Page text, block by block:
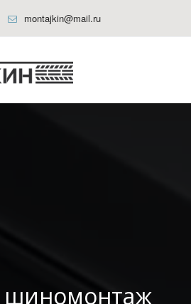
montajkin@mail.ru
шиномонтаж